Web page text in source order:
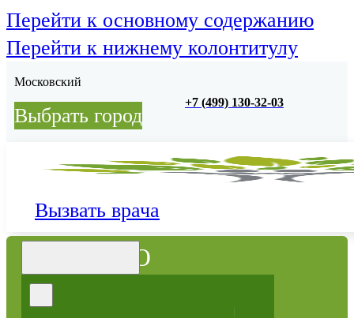
Перейти к основному содержанию
Перейти к нижнему колонтитулу
Московский
Выбрать город
+7 (499) 130-32-03
Вызвать врача
МЕНЮ